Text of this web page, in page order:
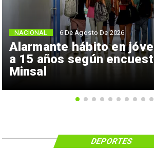
Alarmante hábito en
a 15 años según
Minsal
NACIONAL 6 De Agosto De 2026
DEPORTES